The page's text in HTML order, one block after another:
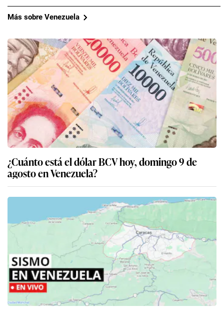
Más sobre Venezuela
¿Cuánto está el dólar BCV hoy, domingo 9 de
agosto en Venezuela?